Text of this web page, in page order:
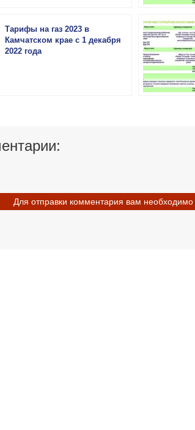
Тарифы на газ 2023 в
Камчатском крае с 1 декабря
2022 года
Для отправки комментария вам необходимо